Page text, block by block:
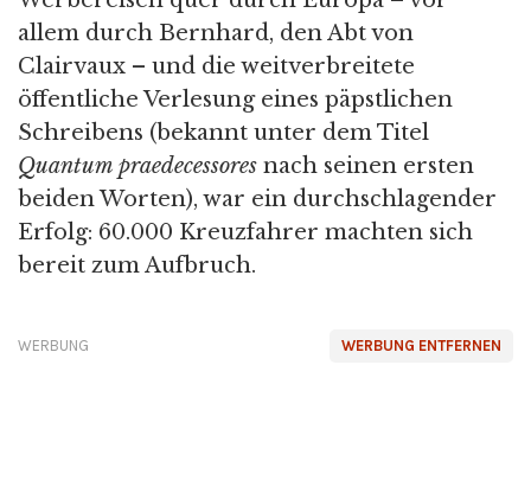
allem durch Bernhard, den Abt von
Clairvaux – und die weitverbreitete
öffentliche Verlesung eines päpstlichen
Schreibens (bekannt unter dem Titel
Quantum praedecessores nach seinen ersten
beiden Worten), war ein durchschlagender
Erfolg: 60.000 Kreuzfahrer machten sich
bereit zum Aufbruch.
WERBUNG ENTFERNEN
WERBUNG